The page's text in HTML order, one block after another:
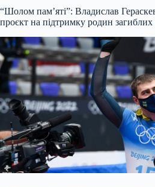
“Шолом пам’яті”: Владислав
проєкт на підтримку родин загиблих